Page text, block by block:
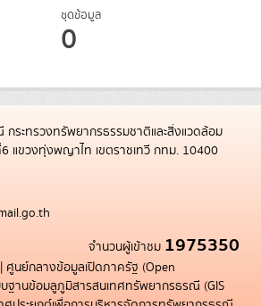
ชุดข้อมูล
0
ระทรวงทรัพยากรธรรมชาติและสิ่งแวดล้อม
แขวงทุ่งพญาไท เขตราชเทวี กทม. 10400
จำนวนผู้เข้าชม 1975350
| ศูนย์กลางข้อมูลเปิดภาครัฐ (Open
บฐานข้อมลูภูมิสารสนเทศทรัพยากรธรณี (GIS